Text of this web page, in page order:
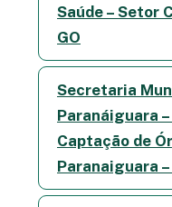
Saúde – Setor
GO
Secretaria
Paranáiguara
Captação de
Paranaiguara –